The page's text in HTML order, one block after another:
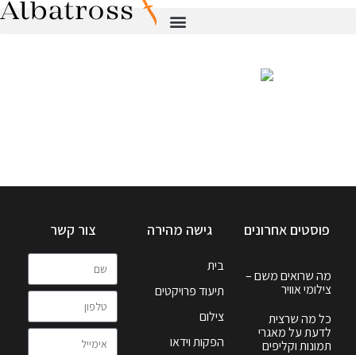
פוסטים אחרונים
מה שרואים משם –
צילומי אוויר
כל מה שרצית
לדעת על מאגרי
תמונות וקליפים
גישה מהירה
בית
תיעוד פרויקטים
צילום
הפקות וידאו
צור קשר